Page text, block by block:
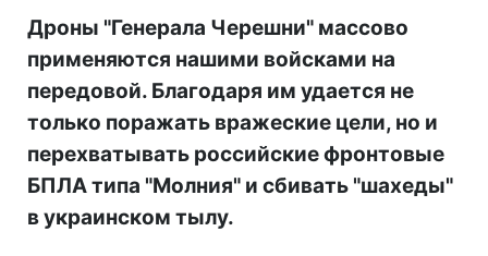
Дроны "Генерала Черешни" массово
применяются нашими войсками на
передовой. Благодаря им удается не
только поражать вражеские цели, но и
перехватывать российские фронтовые
БПЛА типа "Молния" и сбивать "шахеды"
в украинском тылу.